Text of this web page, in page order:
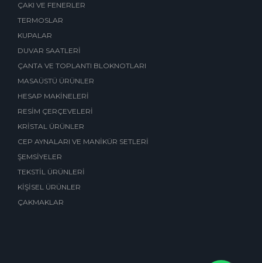
ÇAKI VE FENERLER
TERMOSLAR
KUPALAR
DUVAR SAATLERİ
ÇANTA VE TOPLANTI BLOKNOTLARI
MASAÜSTÜ ÜRÜNLER
HESAP MAKİNELERİ
RESİM ÇERÇEVELERİ
KRİSTAL ÜRÜNLER
CEP AYNALARI VE MANİKÜR SETLERİ
ŞEMSİYELER
TEKSTİL ÜRÜNLERİ
KİŞİSEL ÜRÜNLER
ÇAKMAKLAR